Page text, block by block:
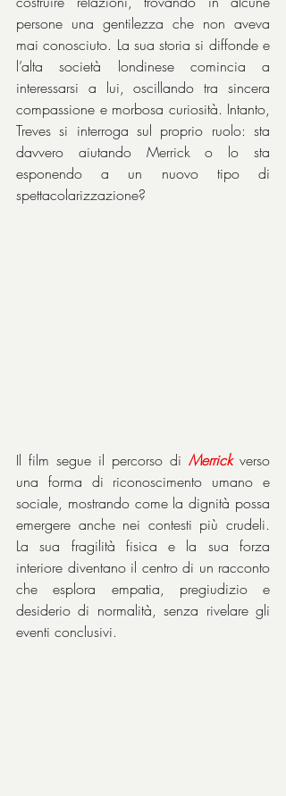
persone una gentilezza che non aveva
mai conosciuto. La sua storia si diffonde e
l’alta società londinese comincia a
interessarsi a lui, oscillando tra sincera
compassione e morbosa curiosità. Intanto,
Treves si interroga sul proprio ruolo: sta
davvero aiutando Merrick o lo sta
esponendo a un nuovo tipo di
spettacolarizzazione?
Il film segue il percorso di Merrick verso
una forma di riconoscimento umano e
sociale, mostrando come la dignità possa
emergere anche nei contesti più crudeli.
La sua fragilità fisica e la sua forza
interiore diventano il centro di un racconto
che esplora empatia, pregiudizio e
desiderio di normalità, senza rivelare gli
eventi conclusivi.